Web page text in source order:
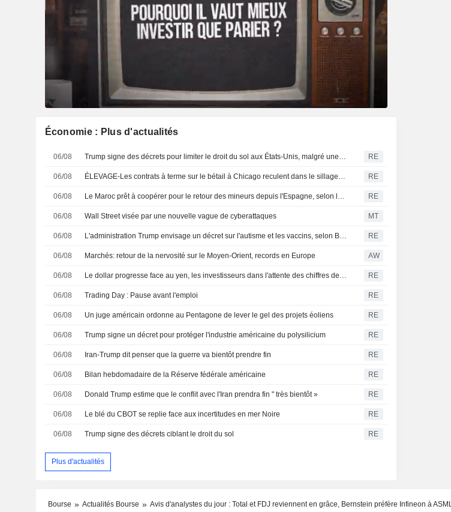
Économie : Plus d'actualités
06/08 Trump signe des décrets pour limiter le droit du sol aux États-Unis, malgré une décision de la Cour suprême RE
06/08 ÉLEVAGE-Les contrats à terme sur le bétail à Chicago reculent dans le sillage de Wall Street RE
06/08 Le Maroc prêt à coopérer pour le retour des mineurs depuis l'Espagne, selon les médias d'État RE
06/08 Wall Street visée par une nouvelle vague de cyberattaques MT
06/08 L'administration Trump envisage un décret sur l'autisme et les vaccins, selon Bloomberg News RE
06/08 Marchés: retour de la nervosité sur le Moyen-Orient, records en Europe AW
06/08 Le dollar progresse face au yen, les investisseurs dans l'attente des chiffres de l'emploi américain RE
06/08 Trading Day : Pause avant l'emploi RE
06/08 Un juge américain ordonne au Pentagone de lever le gel des projets éoliens RE
06/08 Trump signe un décret pour protéger l'industrie américaine du polysilicium RE
06/08 Iran-Trump dit penser que la guerre va bientôt prendre fin RE
06/08 Bilan hebdomadaire de la Réserve fédérale américaine RE
06/08 Donald Trump estime que le conflit avec l'Iran prendra fin " très bientôt » RE
06/08 Le blé du CBOT se replie face aux incertitudes en mer Noire RE
06/08 Trump signe des décrets ciblant le droit du sol RE
Plus d'actualités
Bourse Actualités Bourse Avis d'analystes du jour : Total et FDJ reviennent en grâce, Bernstein préfère Infineon à ASML